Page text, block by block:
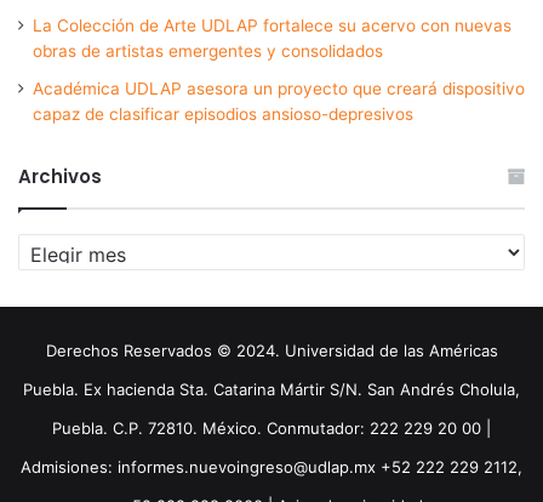
La Colección de Arte UDLAP fortalece su acervo con nuevas
obras de artistas emergentes y consolidados
Académica UDLAP asesora un proyecto que creará dispositivo
capaz de clasificar episodios ansioso-depresivos
Archivos
Archivos
Derechos Reservados © 2024. Universidad de las Américas
Puebla. Ex hacienda Sta. Catarina Mártir S/N. San Andrés Cholula,
Puebla. C.P. 72810. México. Conmutador: 222 229 20 00 |
Admisiones: informes.nuevoingreso@udlap.mx +52 222 229 2112,